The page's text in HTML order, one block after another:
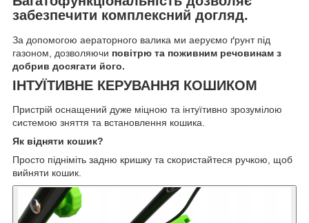
забезпечити комплексний догляд.
За допомогою аераторного валика ми аеруємо ґрунт під
газоном, дозволяючи повітрю та поживним речовинам з
добрив досягати його.
ІНТУЇТИВНЕ КЕРУВАННЯ КОШИКОМ
Пристрій оснащений дуже міцною та інтуїтивно зрозумілою
системою зняття та встановлення кошика.
Як відняти кошик?
Просто підніміть задню кришку та скористайтеся ручкою, щоб
вийняти кошик.